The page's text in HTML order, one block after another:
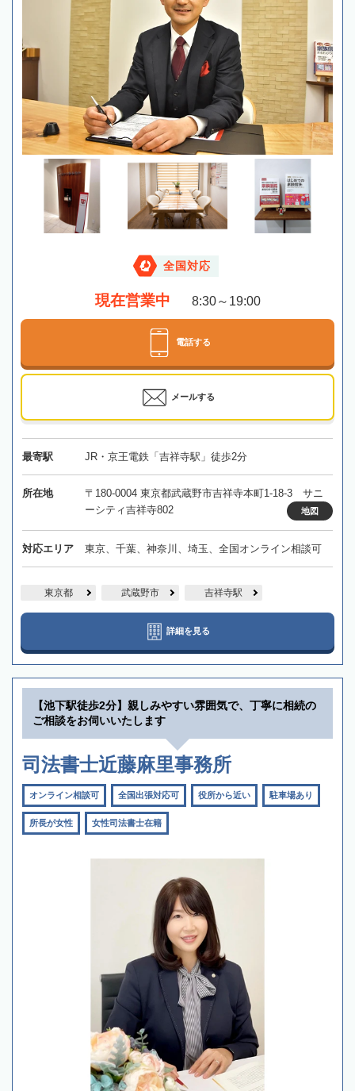
全国対応
現在営業中 8:30～19:00
電話する
メールする
最寄駅 JR・京王電鉄「吉祥寺駅」徒歩2分
所在地
〒180-0004 東京都武蔵野市吉祥寺本町1-18-3 サニ
ーシティ吉祥寺802
地図
対応エリア 東京、千葉、神奈川、埼玉、全国オンライン相談可
東京都 武蔵野市 吉祥寺駅
詳細を見る
【池下駅徒歩2分】親しみやすい雰囲気で、丁寧に相続の
ご相談をお伺いいたします
司法書士近藤麻里事務所
オンライン相談可 全国出張対応可 役所から近い 駐車場あり
所長が女性 女性司法書士在籍